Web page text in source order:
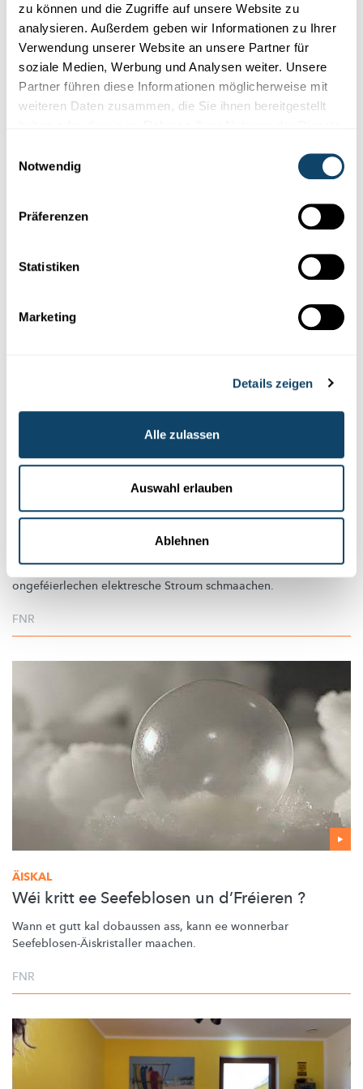
zu können und die Zugriffe auf unsere Website zu
analysieren. Außerdem geben wir Informationen zu Ihrer
Verwendung unserer Website an unsere Partner für
soziale Medien, Werbung und Analysen weiter. Unsere
Partner führen diese Informationen möglicherweise mit
weiteren Daten zusammen, die Sie ihnen bereitgestellt
Notwendig
Präferenzen
Statistiken
Marketing
Details zeigen
Alle zulassen
Auswahl erlauben
Ablehnen
Zapp deng Hand an d'Waasser ouni datt se
En Experiment mat deem een sech selwer am meeschten erstau
FNR
EXPERIMENT: ZONGEBATTERIE
Wéi schmaacht elektresche Stroum?
Mat zwee verschidde Metaller kanns de op denger Zong en
ongeféierlechen elektresche Stroum schmaachen.
FNR
ÄISKAL
Wéi kritt ee Seefeblosen un d’Fréieren ?
Wann et gutt kal dobaussen ass, kann ee wonnerbar
Seefeblosen-Äiskristaller maachen.
FNR